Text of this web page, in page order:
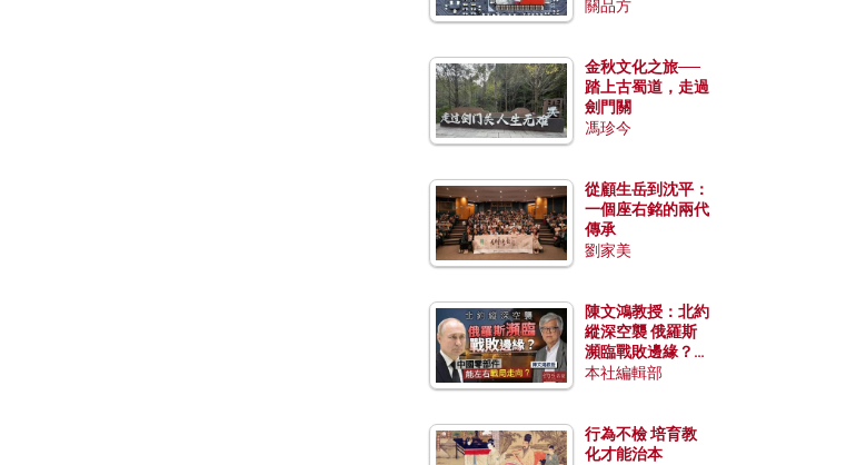
關品方
金秋文化之旅──
踏上古蜀道，走過
劍門關
馮珍今
從顧生岳到沈平：
一個座右銘的兩代
傳承
劉家美
陳文鴻教授：北約
縱深空襲 俄羅斯
瀕臨戰敗邊緣？中
國零部件能左右戰
本社編輯部
行為不檢 培育教
化才能治本